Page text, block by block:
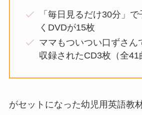
「毎日見るだけ30分」
くDVDが15枚
ママもついつい口ずさん
収録されたCD3枚（全41
がセットになった幼児用英語教